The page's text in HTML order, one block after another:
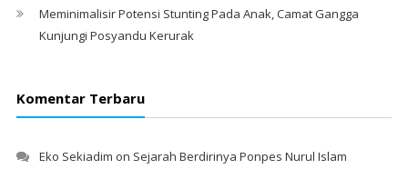
Meminimalisir Potensi Stunting Pada Anak, Camat Gangga
Kunjungi Posyandu Kerurak
Komentar Terbaru
Eko Sekiadim on Sejarah Berdirinya Ponpes Nurul Islam